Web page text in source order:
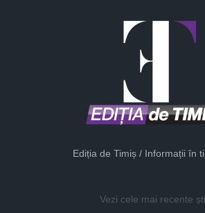
Ediția de Timiș / Informații în
Vezi cele mai recente